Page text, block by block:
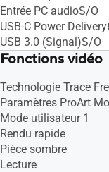
Entrée PC audioS/O
USB-C Power
USB 3.0 (Signal)S/O
Fonctions vidéo
Technologie Trace
Paramètres ProArt
Mode utilisateur 1
Rendu rapide
Pièce sombre
Lecture